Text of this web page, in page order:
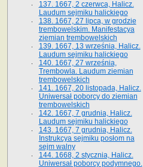
137. 1667, 2 czerwca, Halicz.
Laudum sejmiku halickiego
138. 1667, 27 lipca, w grodzie
trembowelskim. Manifestacya
ziemian trembowelskich
139. 1667, 13 września, Halicz.
Laudum sejmiku halickiego
140. 1667, 27 września,
Trembowla. Laudum ziemian
trembowelskich
141. 1667, 20 listopada, Halicz.
Uniwersał poborcy do ziemian
trembowelskich
142. 1667, 7 grudnia, Halicz.
Laudum sejmiku halickiego
143. 1667, 7 grudnia, Halicz.
Instrukcya sejmiku posłom na
sejm walny
144. 1668, 2 stycznia, Halicz.
Uniwersał poborcy podymnego.